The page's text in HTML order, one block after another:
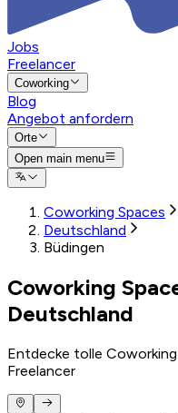
Jobs
Freelancer
Coworking
Blog
Angebot anfordern
Orte
Open main menu
Coworking Spaces
Deutschland
Büdingen
Coworking
Deutschland
Entdecke tolle
Freelancer